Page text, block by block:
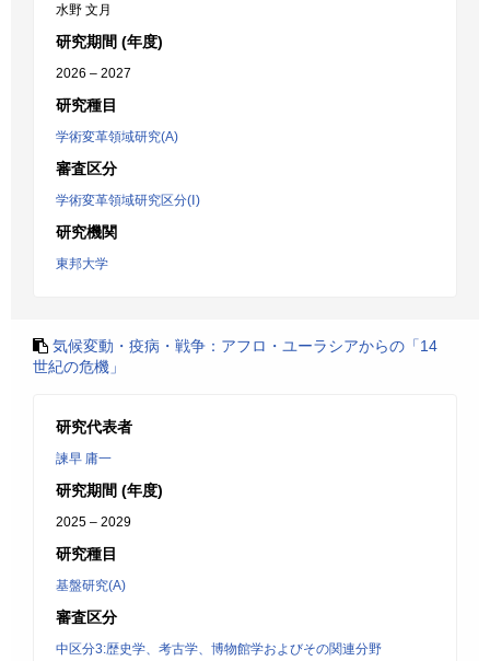
水野 文月
研究期間 (年度)
2026 – 2027
研究種目
学術変革領域研究(A)
審査区分
学術変革領域研究区分(Ⅰ)
研究機関
東邦大学
気候変動・疫病・戦争：アフロ・ユーラシアからの「14
世紀の危機」
研究代表者
諫早 庸一
研究期間 (年度)
2025 – 2029
研究種目
基盤研究(A)
審査区分
中区分3:歴史学、考古学、博物館学およびその関連分野